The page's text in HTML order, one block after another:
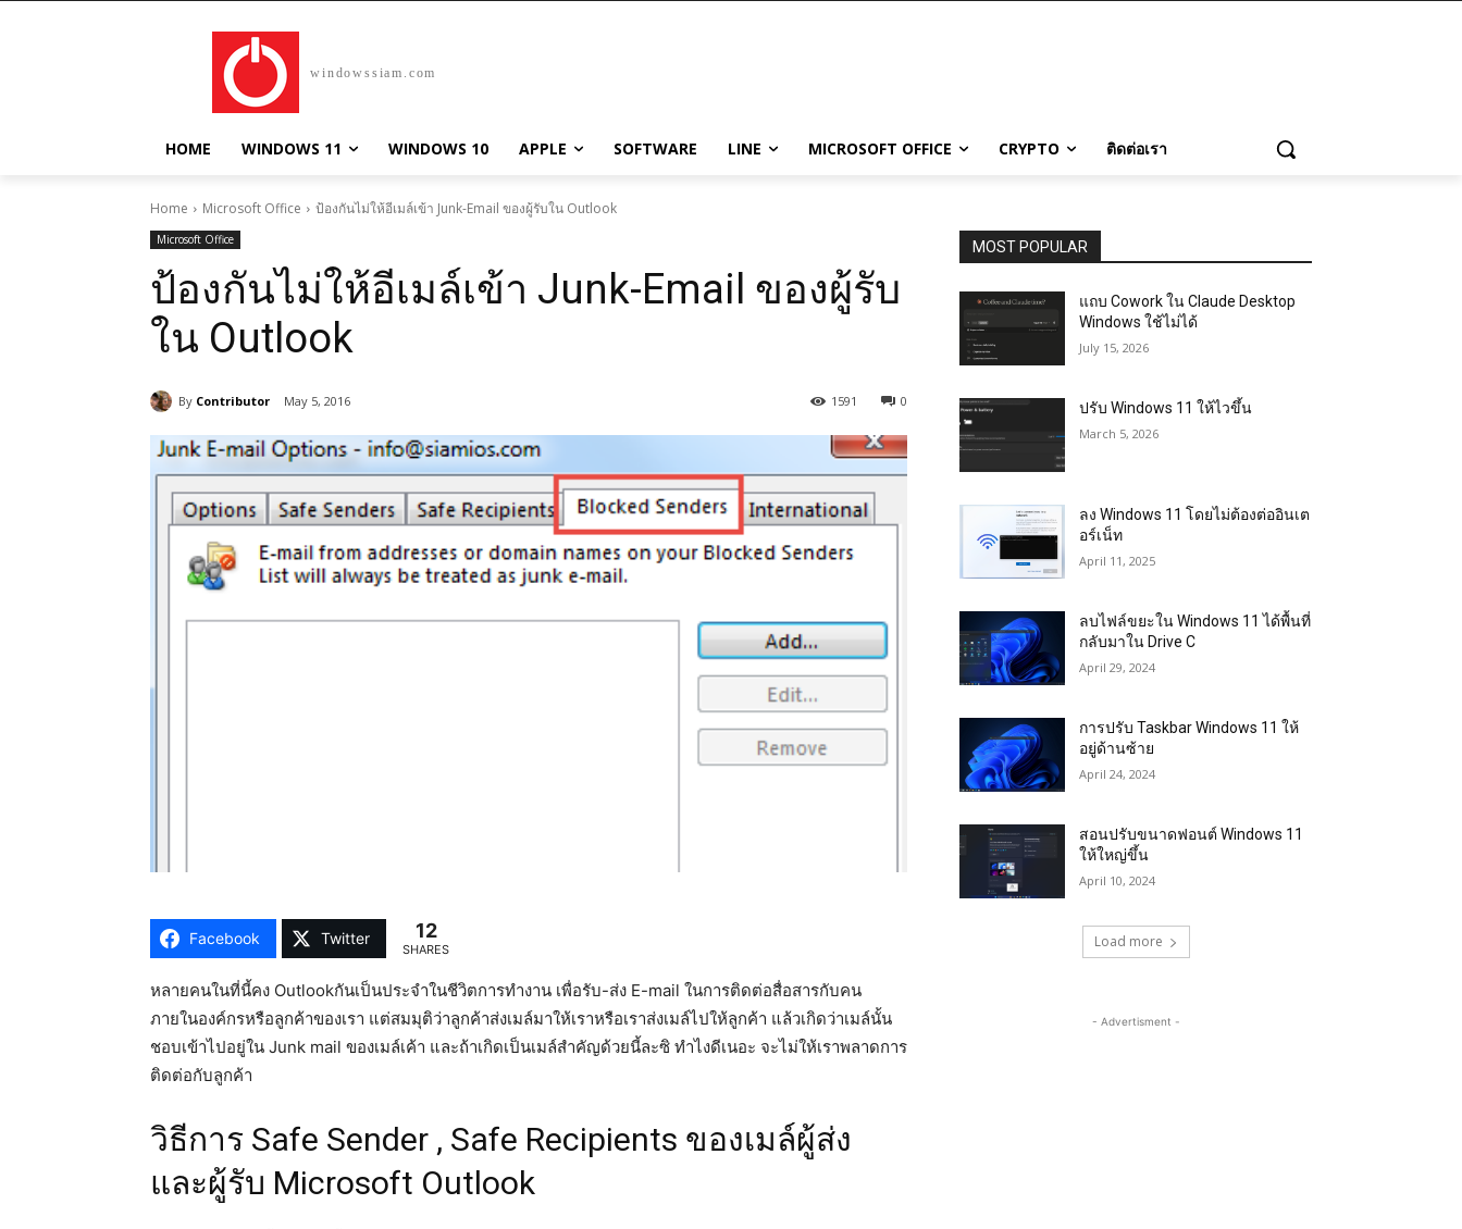
windowssiam.com
HOME WINDOWS 11 WINDOWS 10 APPLE SOFTWARE LINE MICROSOFT OFFICE CRYPTO ติดต่อเรา
Home Microsoft Office ป้องกันไม่ให้อีเมล์เข้า Junk-Email ของผู้รับใน Outlook
Microsoft Office
ป้องกันไม่ให้อีเมล์เข้า Junk-Email ของผู้รับ
ใน Outlook
By Contributor May 5, 2016 0
1591
Facebook Twitter 12
SHARES
หลายคนในที่นี้คง Outlookกันเป็นประจำในชีวิตการทำงาน เพื่อรับ-ส่ง E-mail ในการติดต่อสื่อสารกับคน
ภายในองค์กรหรือลูกค้าของเรา แต่สมมุติว่าลูกค้าส่งเมล์มาให้เราหรือเราส่งเมล์ไปให้ลูกค้า แล้วเกิดว่าเมล์นั้น
ชอบเข้าไปอยู่ใน Junk mail ของเมล์เค้า และถ้าเกิดเป็นเมล์สำคัญด้วยนี้ละซิ ทำไงดีเนอะ จะไม่ให้เราพลาดการ
ติดต่อกับลูกค้า
วิธีการ Safe Sender , Safe Recipients ของเมล์ผู้ส่ง
และผู้รับ Microsoft Outlook
MOST POPULAR
แถบ Cowork ใน Claude Desktop
Windows ใช้ไม่ได้
July 15, 2026
ปรับ Windows 11 ให้ไวขึ้น
March 5, 2026
ลง Windows 11 โดยไม่ต้องต่ออินเต
อร์เน็ท
April 11, 2025
ลบไฟล์ขยะใน Windows 11 ได้พื้นที่
กลับมาใน Drive C
April 29, 2024
การปรับ Taskbar Windows 11 ให้
อยู่ด้านซ้าย
April 24, 2024
สอนปรับขนาดฟอนต์ Windows 11
ให้ใหญ่ขึ้น
April 10, 2024
Load more
- Advertisment -